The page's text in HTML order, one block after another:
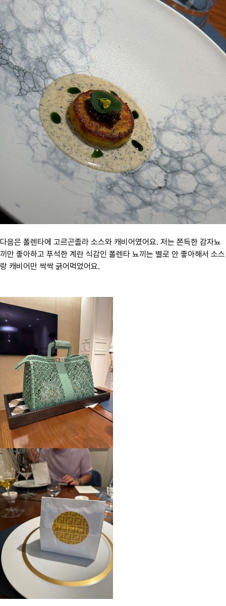
다음은 폴렌타에 고르곤졸라 소스와 캐비어였어요. 저는 쫀득한 감자뇨
끼만 좋아하고 푸석한 계란 식감인 폴렌타 뇨끼는 별로 안 좋아해서 소스
랑 캐비어만 싹싹 긁어먹었어요.